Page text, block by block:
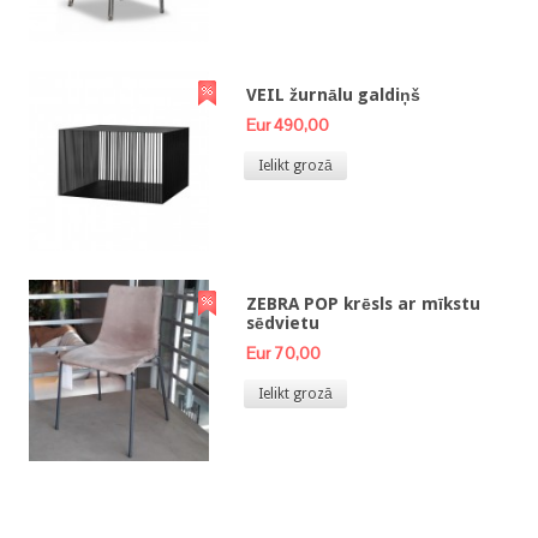
VEIL žurnālu galdiņš
Eur 490,00
Ielikt grozā
ZEBRA POP krēsls ar mīkstu
sēdvietu
Eur 70,00
Ielikt grozā